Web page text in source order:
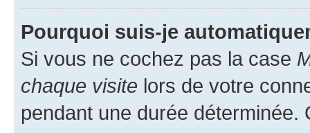
Pourquoi suis-je
Si vous ne cochez pas la case
chaque visite lors de votre
pendant une durée déterminée.